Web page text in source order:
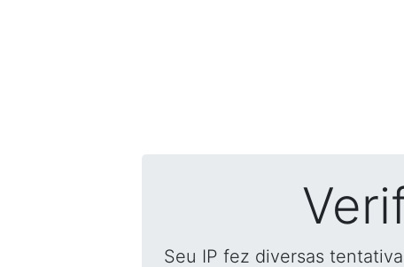
Seu IP fez diversas